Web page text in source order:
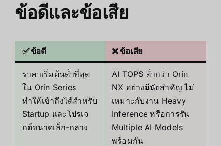
ข้อดีและข้อเสีย
✅ ข้อดี ❌ ข้อเสีย
ราคาเริ่มต้นต่ำที่สุด
ใน Orin Series
ทำให้เข้าถึงได้สำหรับ
Startup และโปรเจ
กต์ขนาดเล็ก-กลาง
AI TOPS ต่ำกว่า Orin
NX อย่างมีนัยสำคัญ ไม่
เหมาะกับงาน Heavy
Inference หรือการรัน
Multiple AI Models
พร้อมกัน